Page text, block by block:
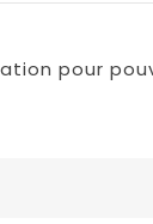
pour